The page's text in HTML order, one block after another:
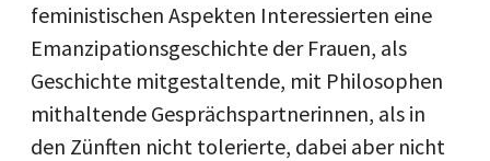
feministischen Aspekten Interessierten eine
Emanzipationsgeschichte der Frauen, als
Geschichte mitgestaltende, mit Philosophen
mithaltende Gesprächspartnerinnen, als in
den Zünften nicht tolerierte, dabei aber nicht